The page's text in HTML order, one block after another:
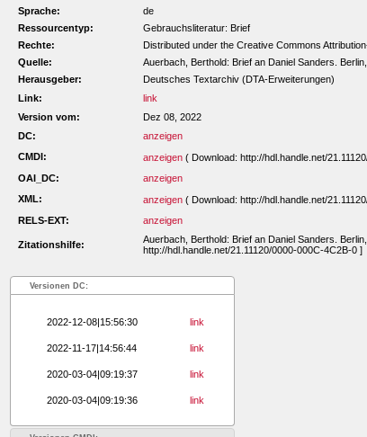
Sprache:
de
Ressourcentyp:
Gebrauchsliteratur: Brief
Rechte:
Distributed under the Creative Commons
Quelle:
Auerbach, Berthold: Brief an Daniel Sanders. Berlin,
Herausgeber:
Deutsches Textarchiv (DTA-Erweiterungen)
Link:
link
Version vom:
Dez 08, 2022
DC:
anzeigen
CMDI:
anzeigen ( Download: http://hdl.handle.net/
OAI_DC:
anzeigen
XML:
anzeigen ( Download: http://hdl.handle.net/
RELS-EXT:
anzeigen
Zitationshilfe:
Auerbach, Berthold: Brief an Daniel Sanders.
http://hdl.handle.net/21.11120/0000-000C-4C2B-0 ]
Versionen DC:
2022-12-08|15:56:30 link
2022-11-17|14:56:44 link
2020-03-04|09:19:37 link
2020-03-04|09:19:36 link